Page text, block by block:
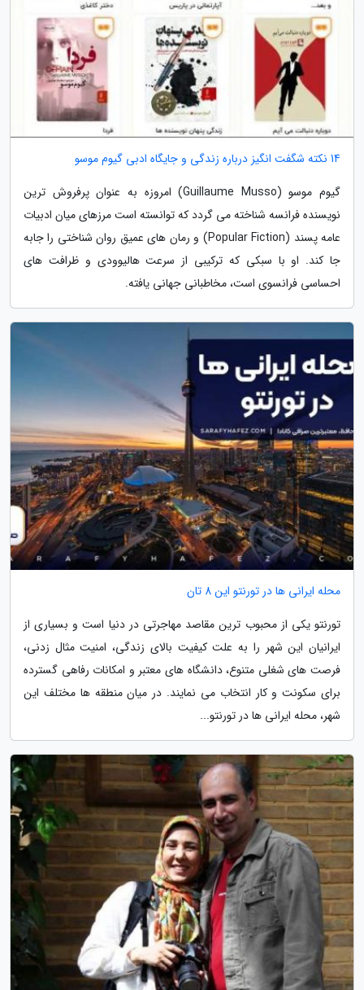
14 نکته شگفت انگیز درباره زندگی و جایگاه ادبی گیوم موسو
گیوم موسو (Guillaume Musso) امروزه به عنوان پرفروش ترین
نویسنده فرانسه شناخته می گردد که توانسته است مرزهای میان ادبیات
عامه پسند (Popular Fiction) و رمان های عمیق روان شناختی را جابه
جا کند. او با سبکی که ترکیبی از سرعت هالیوودی و ظرافت های
احساسی فرانسوی است، مخاطبانی جهانی یافته.
محله ایرانی ها در تورنتو این 8 تان
تورنتو یکی از محبوب ترین مقاصد مهاجرتی در دنیا است و بسیاری از
ایرانیان این شهر را به علت کیفیت بالای زندگی، امنیت مثال زدنی،
فرصت های شغلی متنوع، دانشگاه های معتبر و امکانات رفاهی گسترده
برای سکونت و کار انتخاب می نمایند. در میان منطقه ها مختلف این
شهر، محله ایرانی ها در تورنتو...